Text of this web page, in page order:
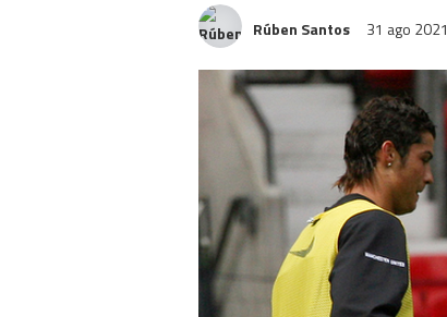
Rúben Santos 31 ago 2021